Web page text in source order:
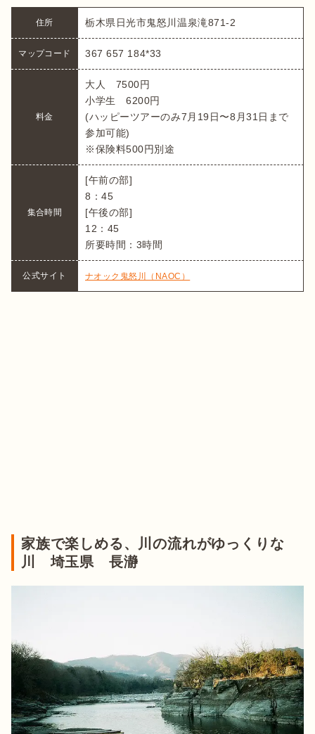
栃木県日光市鬼怒川温泉滝871-2
マップコード 367 657 184*33
料金
大人　7500円
小学生　6200円
(ハッピーツアーのみ7月19日〜8月31日まで
参加可能)
※保険料500円別途
集合時間
[午前の部]
8：45
[午後の部]
12：45
所要時間：3時間
公式サイト ナオック鬼怒川（NAOC）
家族で楽しめる、川の流れがゆっくりな
川 埼玉県 長瀞